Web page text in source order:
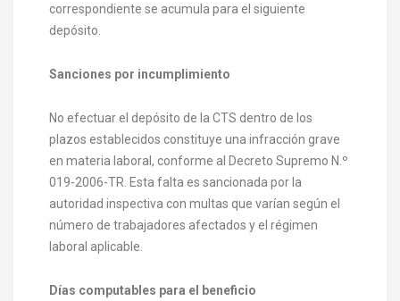
correspondiente se acumula para el siguiente
depósito.
Sanciones por incumplimiento
No efectuar el depósito de la CTS dentro de los
plazos establecidos constituye una infracción grave
en materia laboral, conforme al Decreto Supremo N.º
019-2006-TR. Esta falta es sancionada por la
autoridad inspectiva con multas que varían según el
número de trabajadores afectados y el régimen
laboral aplicable.
Días computables para el beneficio